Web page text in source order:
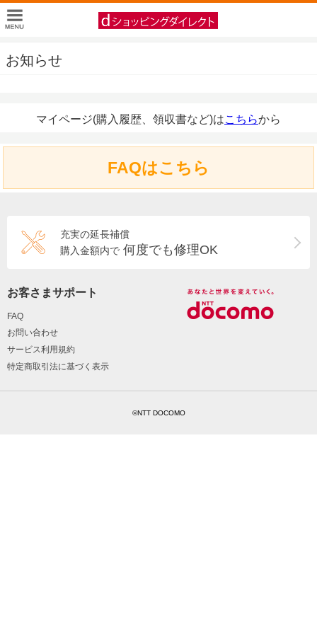
お知らせ
マイページ(購入履歴、領収書など)はこちらから
FAQはこちら
充実の延長補償
購入金額内で 何度でも修理OK
お客さまサポート
FAQ
お問い合わせ
サービス利用規約
特定商取引法に基づく表示
©NTT DOCOMO